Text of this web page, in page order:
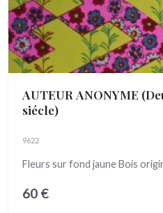
AUTEUR ANONYME
siécle)
9622
Fleurs sur fond jaune Bois
60 €